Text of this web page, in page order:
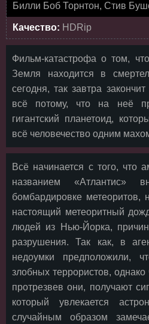
Билли Боб Торнтон, Стив
Качество: HDRip
Фильм-катастрофа о том,
Земля находится в
сегодня, так завтра
всё потому, что на неё
гигантский планетоид,
всё человечество одним
Всё начинается с того, что
названием «Атлантис»
бомбардировке метеоритов,
настоящий метеоритный
людей из Нью-Йорка,
разрушения. Так как, в
недоумки предположили,
злобных террористов,
протрезвев они, получают
который увлекается
случайным образом